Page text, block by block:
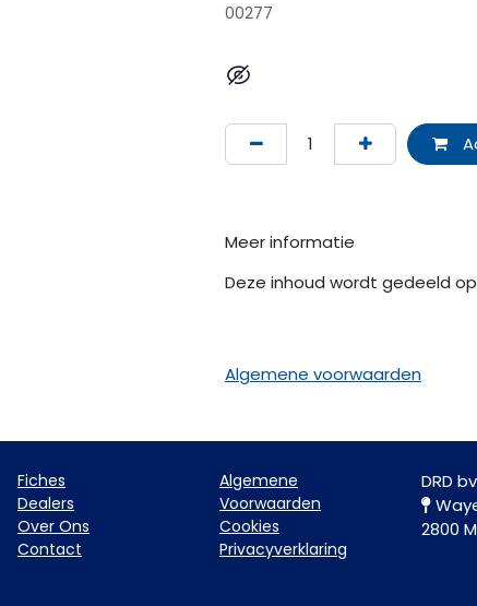
00277
Meer informatie
Deze inhoud wordt gedeeld
Algemene voorwaarden
Fiche​s
Dealers
Over Ons
Contact
DRD bv
2800
Algemene
Voorwaarden
Cookies
Privacyverklaring